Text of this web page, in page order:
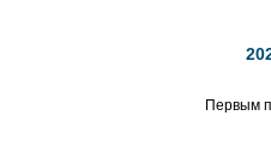
Первым